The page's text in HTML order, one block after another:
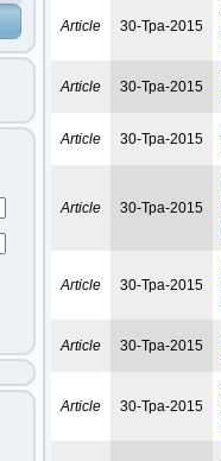
Article 30-Тра-2015
Article 30-Тра-2015
Article 30-Тра-2015
Article 30-Тра-2015
Article 30-Тра-2015
Article 30-Тра-2015
Article 30-Тра-2015